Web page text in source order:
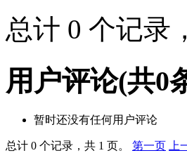
总计 0 个记录
用户评论(共0
暂时还没有任何用户评论
总计 0 个记录，共 1 页。 第一页 上